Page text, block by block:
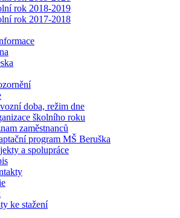
rok 2018-2019
rok 2017-2018
doba, režim dne
školního roku
zaměstnanců
program MŠ Beruška
a spolupráce
ke stažení